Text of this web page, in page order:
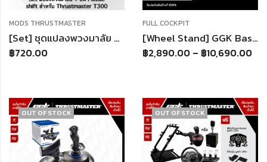
MODS THRUSTMASTER
[Set] ชุดแปลงพวงมาลัย และ ยืด Paddle Shift Thrustmaster T300 ตรงรุ่น
฿720.00
FULL COCKPIT
[Wheel Stand] GGK Base Seat Cockpit แท่นวางเบาะนั่ง (เฉพาะฐาน) ต่อเข้าชุดกับ Wheel Stand GT
฿2,890.00 – ฿10,690.00
OUT OF STOCK OUT OF STOCK